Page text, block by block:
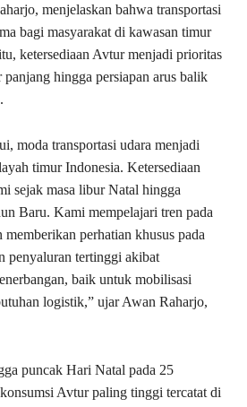
menjelaskan bahwa transportasi
bagi masyarakat di kawasan timur
ketersediaan Avtur menjadi prioritas
panjang hingga persiapan arus balik
moda transportasi udara menjadi
timur Indonesia. Ketersediaan
sejak masa libur Natal hingga
Baru. Kami mempelajari tren pada
memberikan perhatian khusus pada
penyaluran tertinggi akibat
baik untuk mobilisasi
logistik,” ujar Awan Raharjo,
puncak Hari Natal pada 25
Avtur paling tinggi tercatat di